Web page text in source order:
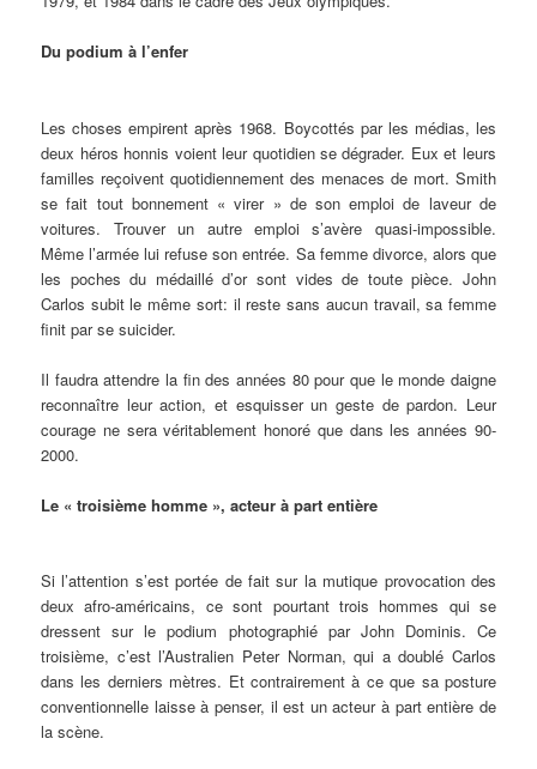
Du podium à l’enfer
Les choses empirent après 1968. Boycottés par les médias, les
deux héros honnis voient leur quotidien se dégrader. Eux et leurs
familles reçoivent quotidiennement des menaces de mort. Smith
se fait tout bonnement « virer » de son emploi de laveur de
voitures. Trouver un autre emploi s’avère quasi-impossible.
Même l’armée lui refuse son entrée. Sa femme divorce, alors que
les poches du médaillé d’or sont vides de toute pièce. John
Carlos subit le même sort: il reste sans aucun travail, sa femme
finit par se suicider.
Il faudra attendre la fin des années 80 pour que le monde daigne
reconnaître leur action, et esquisser un geste de pardon. Leur
courage ne sera véritablement honoré que dans les années 90-
2000.
Le « troisième homme », acteur à part entière
Si l’attention s’est portée de fait sur la mutique provocation des
deux afro-américains, ce sont pourtant trois hommes qui se
dressent sur le podium photographié par John Dominis. Ce
troisième, c’est l’Australien Peter Norman, qui a doublé Carlos
dans les derniers mètres. Et contrairement à ce que sa posture
conventionnelle laisse à penser, il est un acteur à part entière de
la scène.